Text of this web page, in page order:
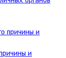
и